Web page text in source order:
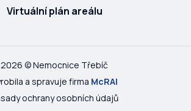
Virtuální plán areálu
2026 © Nemocnice Třebíč
a spravuje firma McRAI
ochrany osobních údajů